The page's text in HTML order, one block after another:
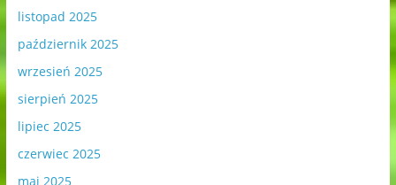
listopad 2025
październik 2025
wrzesień 2025
sierpień 2025
lipiec 2025
czerwiec 2025
maj 2025